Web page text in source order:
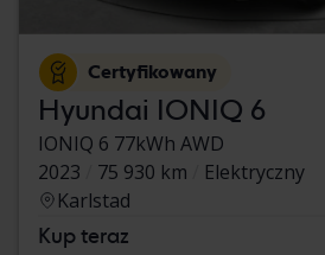
Certyfikowany
Hyundai IONIQ 6
IONIQ 6 77kWh AWD
2023
75 930 km
Elektryczny
Karlstad
Kup teraz